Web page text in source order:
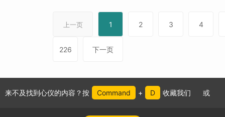
上一页 1 2 3 4
226 下一页
来不及找到心仪的内容？按 Command + D 收藏我们 或